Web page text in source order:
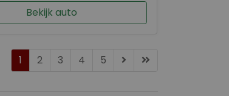
Bekijk auto
1 2 3 4 5